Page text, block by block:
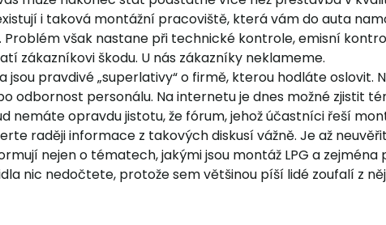
i taková montážní pracoviště, která vám do auta
však nastane při technické kontrole, emisní
zákazníkovi škodu. U nás zákazníky neklameme.
jsou pravdivé „superlativy“ o firmě, kterou hodláte
odbornost personálu. Na internetu je dnes možné zjistit
nemáte opravdu jistotu, že fórum, jehož účastníci řeší
raději informace z takových diskusí vážně. Je až
nejen o tématech, jakými jsou montáž LPG a
nic nedočtete, protože sem většinou píší lidé zoufalí z